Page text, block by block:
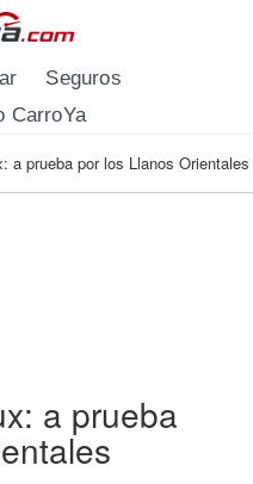
Seguros
CarroYa
a prueba por los Llanos Orientales
a prueba